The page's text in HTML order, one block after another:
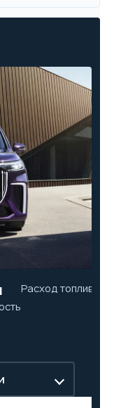
Расход топлива